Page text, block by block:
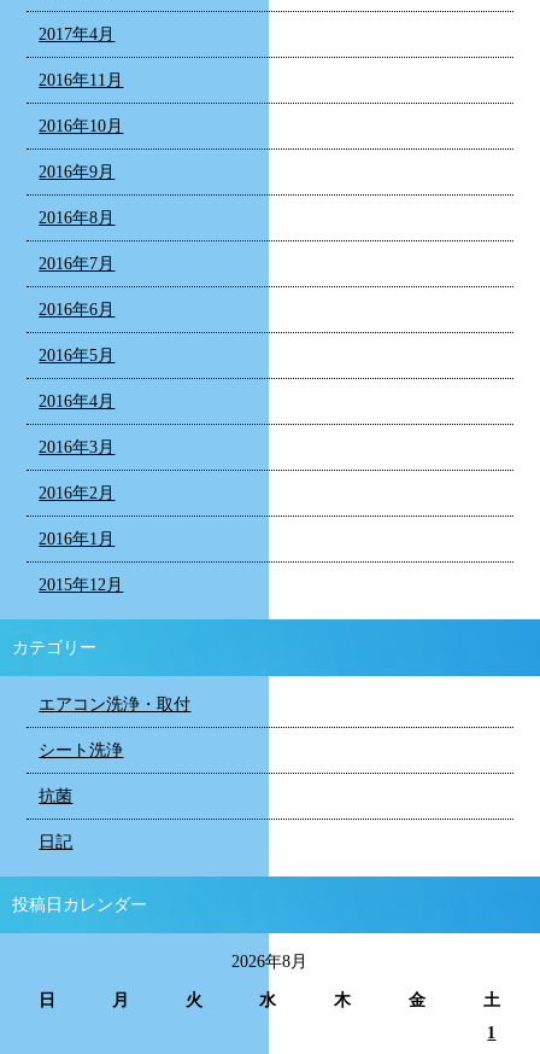
2017年4月
2016年11月
2016年10月
2016年9月
2016年8月
2016年7月
2016年6月
2016年5月
2016年4月
2016年3月
2016年2月
2016年1月
2015年12月
カテゴリー
エアコン洗浄・取付
シート洗浄
抗菌
日記
投稿日カレンダー
2026年8月
日 月 火 水 木 金
土
1